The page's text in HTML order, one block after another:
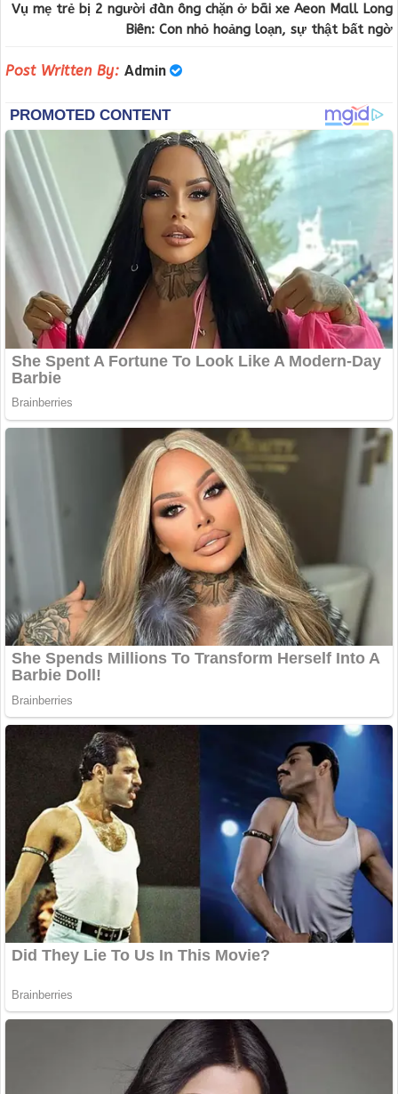
Vụ mẹ trẻ bị 2 người đàn ông chặn ở bãi xe Aeon Mall Long
Biên: Con nhỏ hoảng loạn, sự thật bất ngờ
Post Written By: Admin